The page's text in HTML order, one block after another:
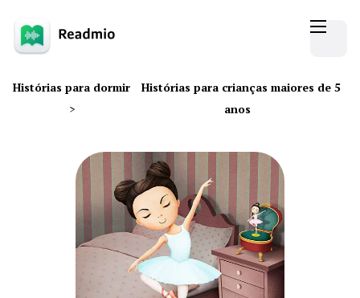
Histórias para dormir
>
Histórias para crianças maiores de 5
anos